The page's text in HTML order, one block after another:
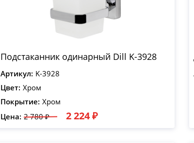
Подстаканник одинарный Dill K-3928
Артикул: K-3928
Цвет: Хром
Покрытие: Хром
Цена: 2 780 ₽ 2 224 ₽